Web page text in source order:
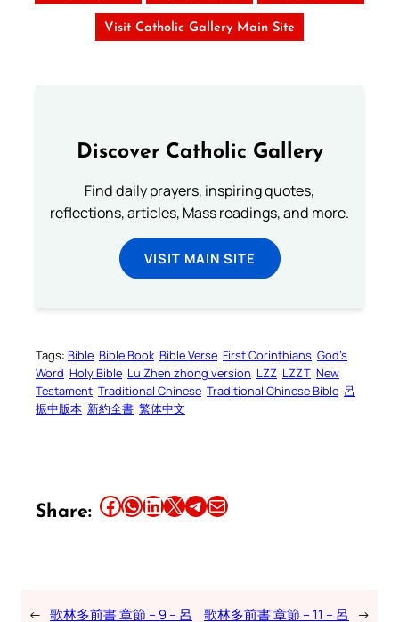
Visit Catholic Gallery Main Site
Discover Catholic Gallery
Find daily prayers, inspiring quotes,
reflections, articles, Mass readings, and more.
VISIT MAIN SITE
Tags: Bible Bible Book Bible Verse First Corinthians God’s
Word Holy Bible Lu Zhen zhong version LZZ LZZT New
Testament Traditional Chinese Traditional Chinese Bible 呂
振中版本 新約全書 繁体中文
Share: Share this article on Facebook Share this article on WhatsApp Share this article on LinkedIn Share this article on X Share this article on TelegramEmail this Article
← 歌林多前書 章節 – 9 – 呂 歌林多前書 章節 – 11 – 呂 →